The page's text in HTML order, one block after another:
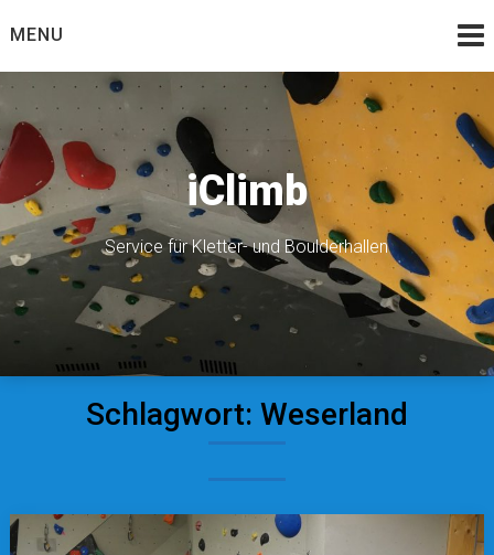
toMENU
iClimb
Service für Kletter- und Boulderhallen
Schlagwort: Weserland